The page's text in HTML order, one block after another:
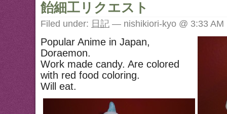
飴細工リクエスト
Filed under: 日記 — nishikiori-kyo @ 3:33 AM
Popular Anime in Japan,
Doraemon.
Work made candy. Are colored
with red food coloring.
Will eat.